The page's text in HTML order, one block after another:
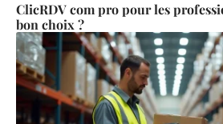
ClicRDV com pro pour les
bon choix ?